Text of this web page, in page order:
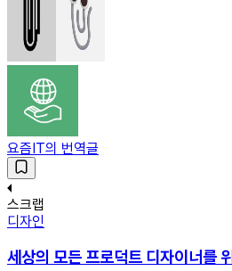
요즘IT의 번역글
스크랩
디자인
세상의 모든 프로덕트 디자이너를